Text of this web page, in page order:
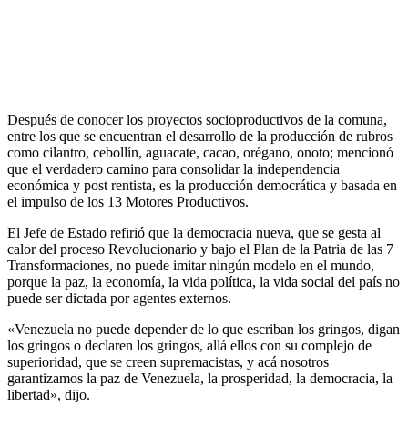
Después de conocer los proyectos socioproductivos de la comuna,
entre los que se encuentran el desarrollo de la producción de rubros
como cilantro, cebollín, aguacate, cacao, orégano, onoto; mencionó
que el verdadero camino para consolidar la independencia
económica y post rentista, es la producción democrática y basada en
el impulso de los 13 Motores Productivos.
El Jefe de Estado refirió que la democracia nueva, que se gesta al
calor del proceso Revolucionario y bajo el Plan de la Patria de las 7
Transformaciones, no puede imitar ningún modelo en el mundo,
porque la paz, la economía, la vida política, la vida social del país no
puede ser dictada por agentes externos.
«Venezuela no puede depender de lo que escriban los gringos, digan
los gringos o declaren los gringos, allá ellos con su complejo de
superioridad, que se creen supremacistas, y acá nosotros
garantizamos la paz de Venezuela, la prosperidad, la democracia, la
libertad», dijo.